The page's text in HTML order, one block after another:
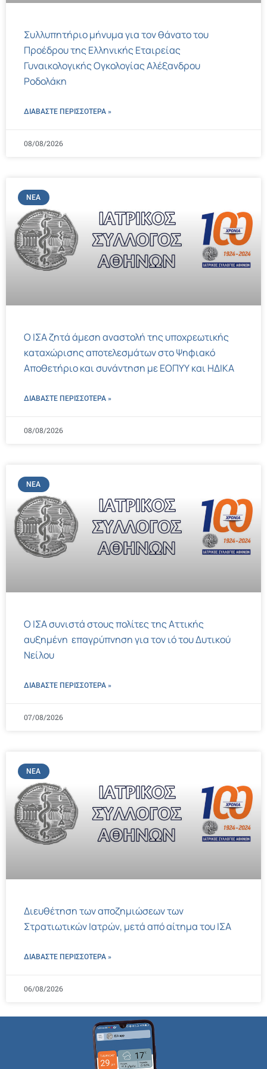
Συλλυπητήριο μήνυμα για τον θάνατο του
Προέδρου της Ελληνικής Εταιρείας
Γυναικολογικής Ογκολογίας Αλέξανδρου
Ροδολάκη
ΔΙΑΒΑΣΤΕ ΠΕΡΙΣΣΌΤΕΡΑ »
08/08/2026
ΝΈΑ
Ο ΙΣΑ ζητά άμεση αναστολή της υποχρεωτικής
καταχώρισης αποτελεσμάτων στο Ψηφιακό
Αποθετήριο και συνάντηση με ΕΟΠΥΥ και ΗΔΙΚΑ
ΔΙΑΒΑΣΤΕ ΠΕΡΙΣΣΌΤΕΡΑ »
08/08/2026
ΝΈΑ
Ο ΙΣΑ συνιστά στους πολίτες της Αττικής
αυξημένη επαγρύπνηση για τον ιό του Δυτικού
Νείλου
ΔΙΑΒΑΣΤΕ ΠΕΡΙΣΣΌΤΕΡΑ »
07/08/2026
ΝΈΑ
Διευθέτηση των αποζημιώσεων των
Στρατιωτικών Ιατρών, μετά από αίτημα του ΙΣΑ
ΔΙΑΒΑΣΤΕ ΠΕΡΙΣΣΌΤΕΡΑ »
06/08/2026